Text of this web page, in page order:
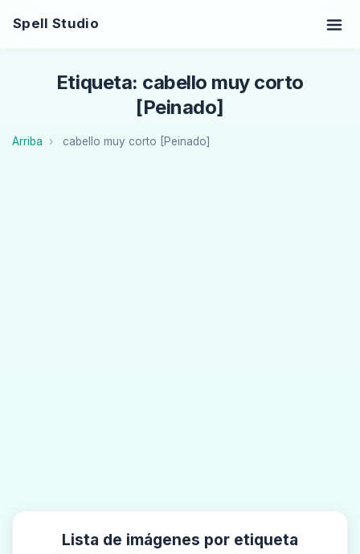
Spell Studio
Etiqueta: cabello muy corto
[Peinado]
Arriba cabello muy corto [Peinado]
Lista de imágenes por etiqueta